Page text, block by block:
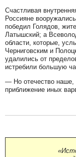
Счастливая
Россияне
победил Голядов,
Латышский; а
области, которые,
Черниговским и
удалились от
истребили большую
— Но отечество наше,
приближение иных